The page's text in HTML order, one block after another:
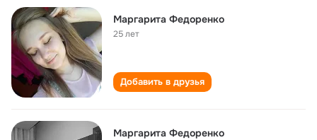
Маргарита Федоренко
25 лет
Добавить в друзья
Маргарита Федоренко